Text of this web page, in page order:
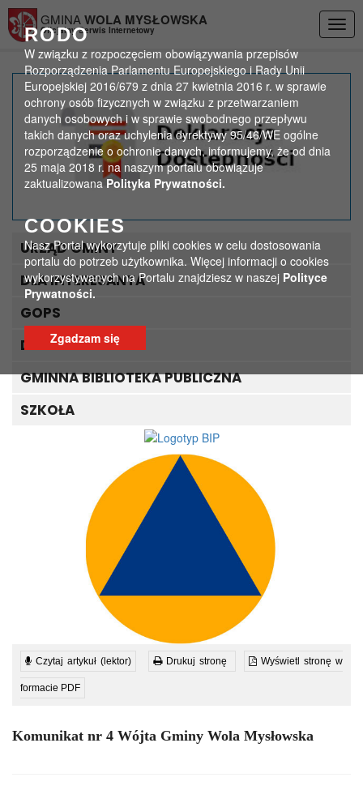
RODO
W związku z rozpoczęciem obowiązywania przepisów
Rozporządzenia Parlamentu Europejskiego i Rady Unii
Europejskiej 2016/679 z dnia 27 kwietnia 2016 r. w sprawie
ochrony osób fizycznych w związku z przetwarzaniem
danych osobowych i w sprawie swobodnego przepływu
takich danych oraz uchylenia dyrektywy 95/46/WE ogólne
rozporządzenie o ochronie danych, informujemy, że od dnia
25 maja 2018 r. na naszym portalu obowiązuje
zaktualizowanaPolityka Prywatności.
COOKIES
Nasz Portal wykorzytuje pliki cookies w celu dostosowania
portalu do potrzeb użytkownika. Więcej informacji o cookies
wykorzystywanych na Portalu znajdziesz w naszej Polityce
Prywatności.
Zgadzam się
GMINA WOLA MYSŁOWSKA
Oficjalny Serwis Internetowy
Komunikat nr 4 Wójta
Gminy Wola Mysłowska
Strona główna > Ważne >
Komunikat nr 4 Wójta Gminy Wola Mysłowska
URZĄD GMINY
DLA INTERESANTA
GOPS
DLA TURYSTY
GMINNA BIBLIOTEKA PUBLICZNA
SZKOŁA
Czytaj artykuł (lektor) Drukuj stronę Wyświetl stronę w
formacie PDF
Komunikat nr 4 Wójta Gminy Wola Mysłowska